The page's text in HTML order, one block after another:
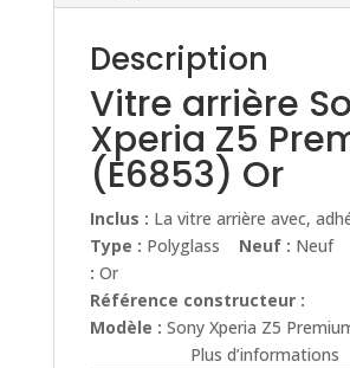
Description
Vitre arrière
Xperia Z5
(E6853) Or
Inclus : La vitre arrière avec,
Type : Polyglass Neuf : Neuf
: Or
Référence constructeur :
Modèle : Sony Xperia Z5
Plus d’informations